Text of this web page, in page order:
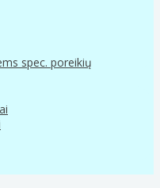
spec. poreikių